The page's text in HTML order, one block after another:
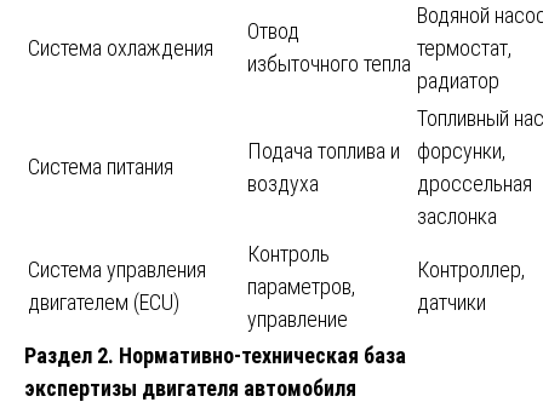
Система охлаждения
Отвод
избыточного тепла
Водяной
термостат,
радиатор
Система питания
Подача топлива и
воздуха
Топливный
форсунки,
дроссельная
заслонка
Система управления
двигателем (ECU)
Контроль
параметров,
управление
Контроллер,
датчики
Раздел 2. Нормативно-техническая база
экспертизы двигателя автомобиля